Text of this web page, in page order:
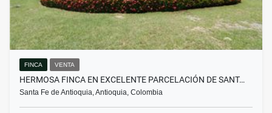
FINCA VENTA
HERMOSA FINCA EN EXCELENTE PARCELACIÓN DE SANT…
Santa Fe de Antioquia, Antioquia, Colombia